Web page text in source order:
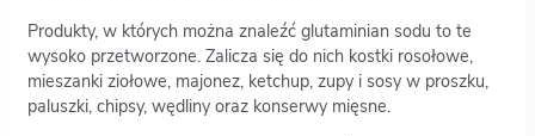
Produkty, w których można znaleźć glutaminian sodu to te
wysoko przetworzone. Zalicza się do nich kostki rosołowe,
mieszanki ziołowe, majonez, ketchup, zupy i sosy w proszku,
paluszki, chipsy, wędliny oraz konserwy mięsne.